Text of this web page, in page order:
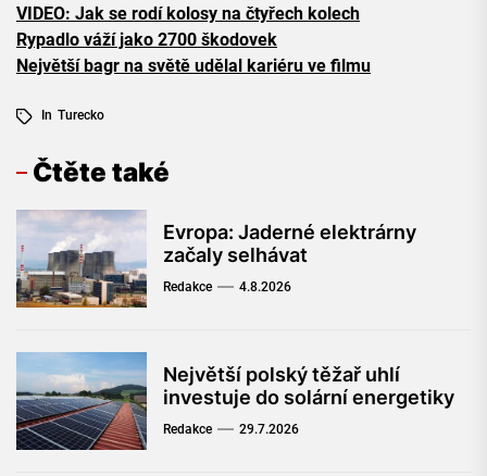
VIDEO: Jak se rodí kolosy na čtyřech kolech
Rypadlo váží jako 2700 škodovek
Největší bagr na světě udělal kariéru ve filmu
In Turecko
Čtěte také
Evropa: Jaderné elektrárny
začaly selhávat
Redakce 4.8.2026
Největší polský těžař uhlí
investuje do solární energetiky
Redakce 29.7.2026